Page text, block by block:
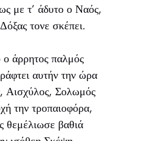
με τ’ άδυτο ο Ναός,
τονε σκέπει.
άρρητος παλμός
αυτήν την ώρα
Αισχύλος, Σολωμός
την τροπαιοφόρα,
θεμέλιωσε βαθιά